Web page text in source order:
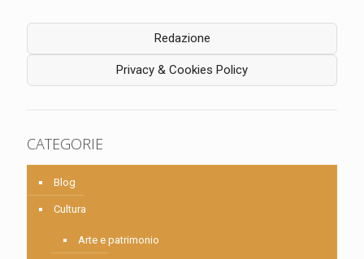
Redazione
Privacy & Cookies Policy
CATEGORIE
Blog
Cultura
Arte e patrimonio